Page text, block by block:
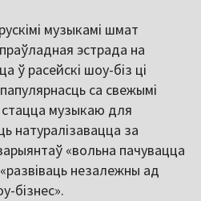
музыкамі шмат
эстрада на
ў расейскі шоу-біз ці
са свежымі
стацца музыкаю для
натуралізавацца за
«вольна пачувацца
незалежны ад
бізнес».